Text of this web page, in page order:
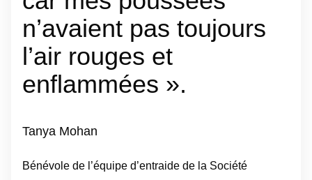
n’avaient pas toujours
l’air rouges et
enflammées ».
Tanya Mohan
Bénévole de l’équipe d’entraide de la Société